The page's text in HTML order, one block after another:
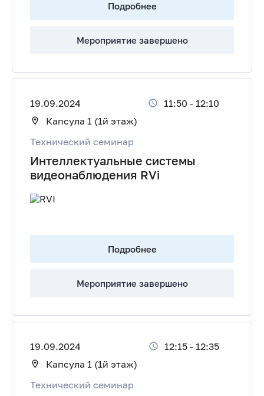
Подробнее
Мероприятие завершено
19.09.2024 11:50 - 12:10
Капсула 1 (1й этаж)
Технический семинар
Интеллектуальные системы
видеонаблюдения RVi
Подробнее
Мероприятие завершено
19.09.2024 12:15 - 12:35
Капсула 1 (1й этаж)
Технический семинар